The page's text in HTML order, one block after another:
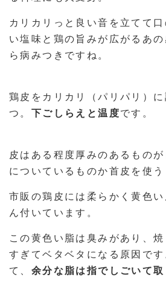
カリカリっと良い音を立てて
い塩味と鶏の旨みが広がるあ
ら病みつきですね。
鶏皮をカリカリ（パリパリ）
つ。 下ごしらえと温度です。
皮はある程度厚みのあるもの
についているものか首皮を使う
市販の鶏皮には柔らかく黄色い
ん付いています。
この黄色い脂は臭みがあり、焼
すぎてベタベタになる原因で
て、 余分な脂は指でしごいて取